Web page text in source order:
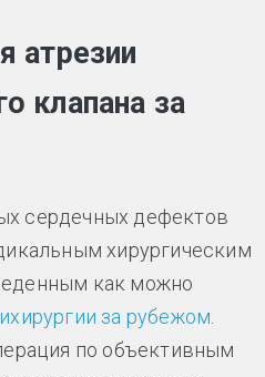
атрезии
клапана за
сердечных дефектов
хирургическим
как можно
за рубежом
по объективным